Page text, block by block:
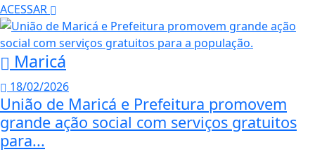
ACESSAR
Maricá
18/02/2026
União de Maricá e Prefeitura promovem
grande ação social com serviços gratuitos
para...